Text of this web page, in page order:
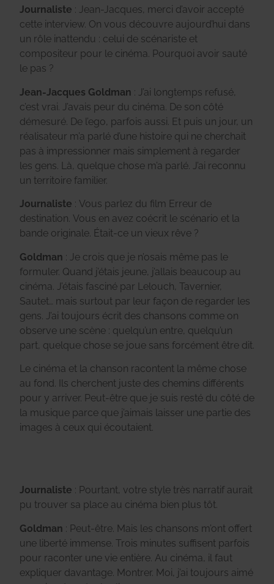
Journaliste : Jean-Jacques, merci d’avoir accepté
cette interview. On vous découvre aujourd’hui dans
un rôle inattendu : celui de scénariste et
compositeur pour le cinéma. Pourquoi avoir sauté
le pas ?
Jean-Jacques Goldman : J’ai longtemps refusé,
c’est vrai. J’avais peur du cinéma. De son côté
démesuré. De l’ego, parfois aussi. Et puis un jour, un
réalisateur m’a parlé d’une histoire qui ne cherchait
pas à impressionner mais simplement à regarder
les gens. Là, quelque chose m’a parlé. J’ai reconnu
un territoire familier.
Journaliste : Vous parlez du film Erreur de
destination. Vous en avez coécrit le scénario et la
bande originale. Était-ce un vieux rêve ?
Goldman : Je crois que je n’osais même pas le
formuler. Quand j’étais jeune, j’allais beaucoup au
cinéma. J’étais fasciné par Lelouch, Tavernier,
Sautet… mais surtout par leur façon de regarder les
gens. J’ai toujours écrit des chansons comme on
observe une scène : quelqu’un entre, quelqu’un
part, quelque chose se joue sans forcément être dit.
Le cinéma et la chanson racontent la même chose
au fond. Ils cherchent juste des chemins différents
pour y arriver. Peut-être que je suis resté du côté de
la musique parce que j’aimais laisser une partie des
images à ceux qui écoutaient.
Journaliste : Pourtant, votre style très narratif aurait
pu trouver sa place au cinéma bien plus tôt.
Goldman : Peut-être. Mais les chansons m’ont offert
une liberté immense. Trois minutes suffisent parfois
pour raconter une vie entière. Au cinéma, il faut
expliquer davantage. Montrer. Moi, j’ai toujours aimé